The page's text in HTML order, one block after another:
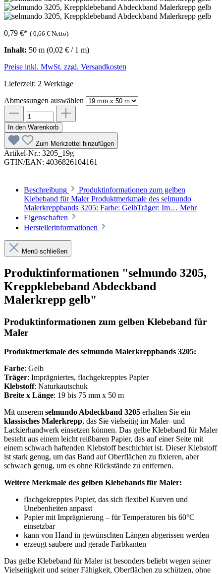
0,79 €* ( 0,66 € Netto)
Inhalt: 50 m (0,02 € / 1 m)
Preise inkl. MwSt. zzgl. Versandkosten
Lieferzeit: 2 Werktage
Abmessungen auswählen
In den Warenkorb
Zum Merkzettel hinzufügen
Artikel-Nr.: 3205_19g
GTIN/EAN: 4036826104161
Beschreibung
Produktinformationen zum gelben
Klebeband für Maler Produktmerkmale des selmundo
Malerkreppbands 3205: Farbe: GelbTräger: Im… Mehr
Eigenschaften
Herstellerinformationen
Menü schließen
Produktinformationen "selmundo 3205,
Kreppklebeband Abdeckband
Malerkrepp gelb"
Produktinformationen zum gelben Klebeband für
Maler
Produktmerkmale des selmundo Malerkreppbands 3205:
Farbe: Gelb
Träger: Imprägniertes, flachgekrepptes Papier
Klebstoff: Naturkautschuk
Breite x Länge: 19 bis 75 mm x 50 m
Mit unserem selmundo Abdeckband 3205 erhalten Sie ein
klassisches Malerkrepp, das Sie vielseitig im Maler- und
Lackierhandwerk einsetzen können. Das gelbe Klebeband für Maler
besteht aus einem leicht reißbaren Papier, das auf einer Seite mit
einem schwach haftenden Klebstoff beschichtet ist. Dieser Klebstoff
ist stark genug, um das Band auf Oberflächen zu fixieren, aber
schwach genug, um es ohne Rückstände zu entfernen.
Weitere Merkmale des gelben Klebebands für Maler:
flachgekrepptes Papier, das sich flexibel Kurven und
Unebenheiten anpasst
Papier mit Imprägnierung – für Temperaturen bis 60°C
einsetzbar
kann von Hand in gewünschten Längen abgerissen werden
erzeugt saubere und gerade Farbkanten
Das gelbe Klebeband für Maler ist besonders beliebt wegen seiner
Vielseitigkeit und seiner Fähigkeit, Oberflächen zu schützen, ohne